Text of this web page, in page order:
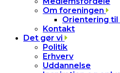
Om foreningen
Orientering
Kontakt
Det gør vi
Politik
Erhverv
Uddannelse